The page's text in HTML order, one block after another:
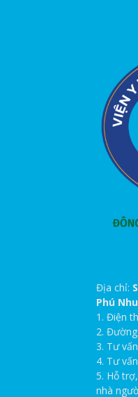
Địa chỉ:
Phú
1. Điện
2.
3. Tư
4. Tư
5. Hỗ
nhà